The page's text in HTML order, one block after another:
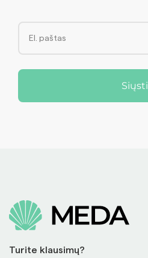
Siųsti
Turite klausimų?